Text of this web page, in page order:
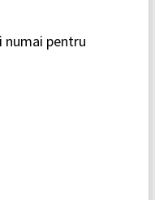
numai pentru